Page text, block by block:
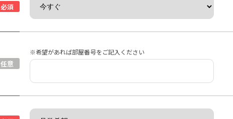
必須
任意
※希望があれば部屋番号をご記入ください